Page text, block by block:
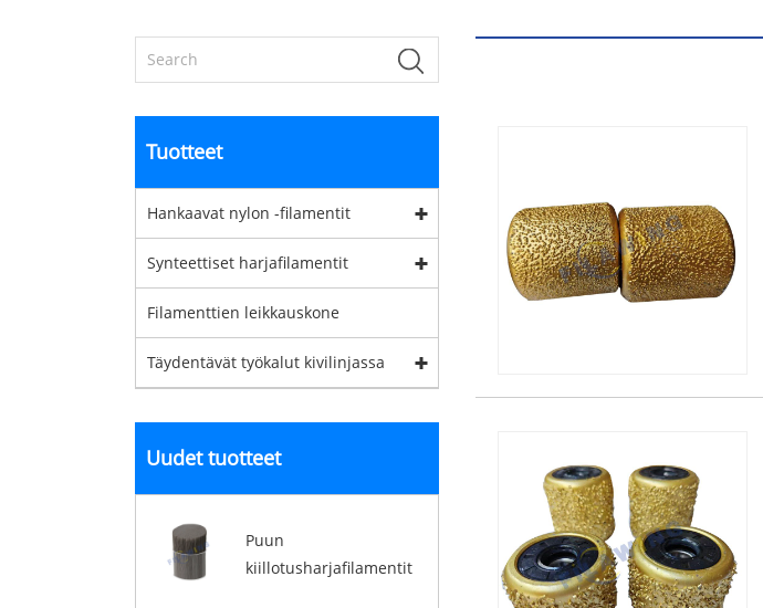
Tuotteet
Hankaavat nylon -filamentit
Synteettiset harjafilamentit
Filamenttien leikkauskone
Täydentävät työkalut kivilinjassa
Uudet tuotteet
Puun
kiillotusharjafilamentit